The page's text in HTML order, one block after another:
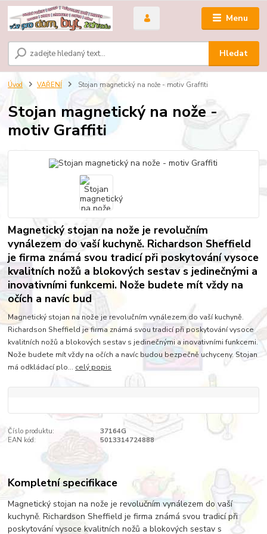
Menu
Hledat
Úvod VAŘENÍ Stojan magnetický na nože - motiv Graffiti
Stojan magnetický na nože -
motiv Graffiti
Magnetický stojan na nože je revolučním
vynálezem do vaší kuchyně. Richardson Sheffield
je firma známá svou tradicí při poskytování vysoce
kvalitních nožů a blokových sestav s jedinečnými a
inovativními funkcemi. Nože budete mít vždy na
očích a navíc bud
Magnetický stojan na nože je revolučním vynálezem do vaší kuchyně.
Richardson Sheffield je firma známá svou tradicí při poskytování vysoce
kvalitních nožů a blokových sestav s jedinečnými a inovativními funkcemi.
Nože budete mít vždy na očích a navíc budou bezpečně uchyceny. Stojan
má odkládací plo... celý popis
Číslo produktu:
37164G
EAN kód:
5013314724888
Kompletní specifikace
Magnetický stojan na nože je revolučním vynálezem do vaší
kuchyně. Richardson Sheffield je firma známá svou tradicí při
poskytování vysoce kvalitních nožů a blokových sestav s